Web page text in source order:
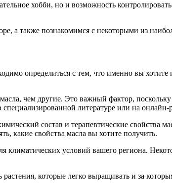
хобби, но и возможность
а также познакомимся с некоторыми из
определиться с тем, что именно вы
чем другие. Это важный фактор,
литературе или на онлайн-
состав и терапевтические свойства
какие свойства масла вы хотите получить.
климатических условий вашего региона.
которые легко выращивать и за